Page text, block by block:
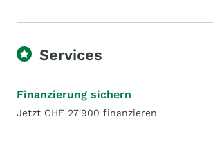
Services
Finanzierung sichern
Jetzt CHF 27'900 finanzieren